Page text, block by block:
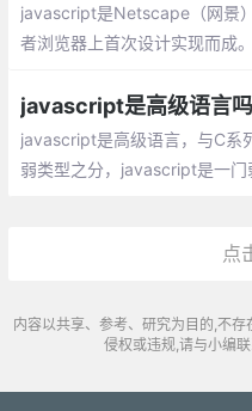
javascript是Netscape（网景
者浏览器上首次设计实现而成
实际上它的语法风格与Self及
javascript是高级语言吗
javascript是高级语言，与C系
弱类型之分，javascript是一
点
内容以共享、参考、研究为目的,不
侵权或违规,请与小编